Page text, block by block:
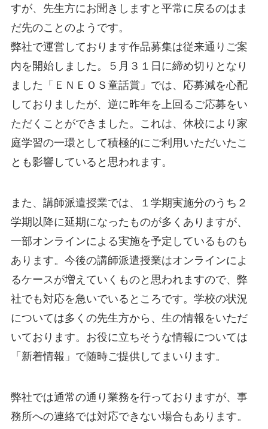
すが、先生方にお聞きしますと平常に戻るのはま
だ先のことのようです。
弊社で運営しております作品募集は従来通りご案
内を開始しました。５月３１日に締め切りとなり
ました「ＥＮＥＯＳ童話賞」では、応募減を心配
しておりましたが、逆に昨年を上回るご応募をい
ただくことができました。これは、休校により家
庭学習の一環として積極的にご利用いただいたこ
とも影響していると思われます。
また、講師派遣授業では、１学期実施分のうち２
学期以降に延期になったものが多くありますが、
一部オンラインによる実施を予定しているものも
あります。今後の講師派遣授業はオンラインによ
るケースが増えていくものと思われますので、弊
社でも対応を急いでいるところです。学校の状況
については多くの先生方から、生の情報をいただ
いております。お役に立ちそうな情報については
「新着情報」で随時ご提供してまいります。
弊社では通常の通り業務を行っておりますが、事
務所への連絡では対応できない場合もあります。